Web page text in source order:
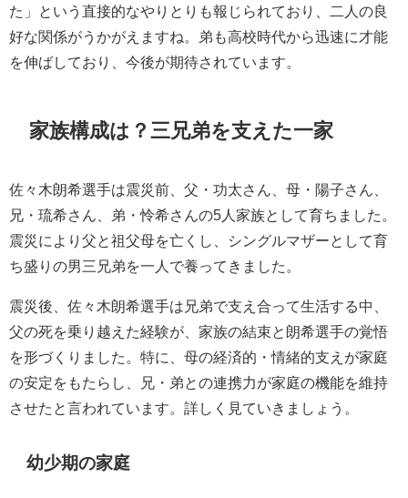
た」という直接的なやりとりも報じられており、二人の良
好な関係がうかがえますね。弟も高校時代から迅速に才能
を伸ばしており、今後が期待されています。
家族構成は？三兄弟を支えた一家
佐々木朗希選手は震災前、父・功太さん、母・陽子さん、
兄・琉希さん、弟・怜希さんの5人家族として育ちました。
震災により父と祖父母を亡くし、シングルマザーとして育
ち盛りの男三兄弟を一人で養ってきました。
震災後、佐々木朗希選手は兄弟で支え合って生活する中、
父の死を乗り越えた経験が、家族の結束と朗希選手の覚悟
を形づくりました。特に、母の経済的・情緒的支えが家庭
の安定をもたらし、兄・弟との連携力が家庭の機能を維持
させたと言われています。詳しく見ていきましょう。
幼少期の家庭